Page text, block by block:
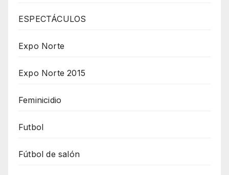
ESPECTÁCULOS
Expo Norte
Expo Norte 2015
Feminicidio
Futbol
Fútbol de salón